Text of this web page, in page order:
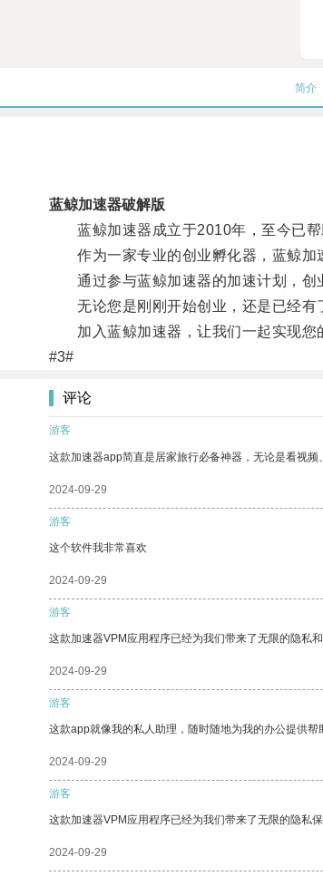
简介
蓝鲸加速器破解版
蓝鲸加速器成立于2010年，至今已帮
作为一家专业的创业孵化器，蓝鲸加
通过参与蓝鲸加速器的加速计划，创
无论您是刚刚开始创业，还是已经有
加入蓝鲸加速器，让我们一起实现您
#3#
评论
游客
这款加速器app简直是居家旅行必备神器，无论是看视
2024-09-29
游客
这个软件我非常喜欢
2024-09-29
游客
这款加速器VPM应用程序已经为我们带来了无限的隐私和
2024-09-29
游客
这款app就像我的私人助理，随时随地为我的办公提供帮
2024-09-29
游客
这款加速器VPM应用程序已经为我们带来了无限的隐私保
2024-09-29